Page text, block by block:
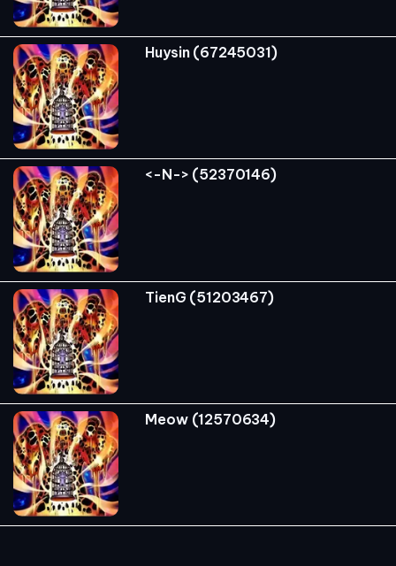
Huysin (67245031)
<-N-> (52370146)
TienG (51203467)
Meow (12570634)